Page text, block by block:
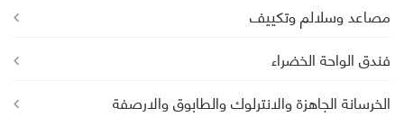
مصاعد وسلالم وتكييف
فندق الواحة الخضراء
الخرسانة الجاهزة والانترلوك والطابوق والارصفة